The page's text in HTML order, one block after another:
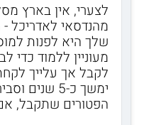
לצערי, אין בארץ
מהנדסאי לאדריכל
שלך היא לפנות
מעוניין ללמוד כדי
לקבל אך עלייך
ימשך כ-5
הפטורים שתקבל,